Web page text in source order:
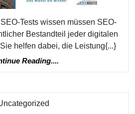
Tests wissen müssen SEO-
Bestandteil jeder digitalen
helfen dabei, die Leistung{...}
Reading....